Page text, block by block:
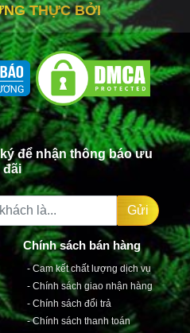
THỰC BỞI
để nhận thông báo ưu
đãi
Gửi